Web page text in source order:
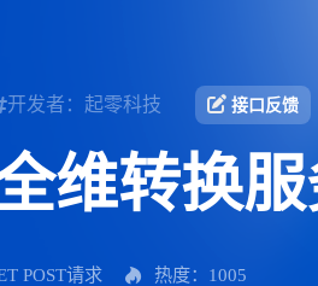
开发者：起零科技 接口反馈
维转换
POST请求 热度：1005